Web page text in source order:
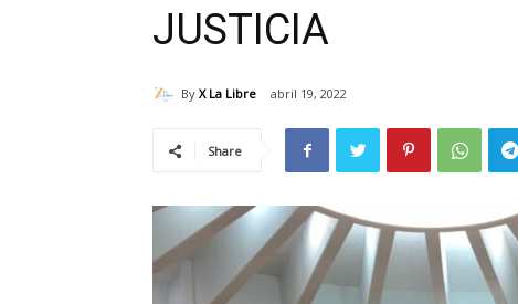
JUSTICIA
By X La Libre abril 19, 2022
Share